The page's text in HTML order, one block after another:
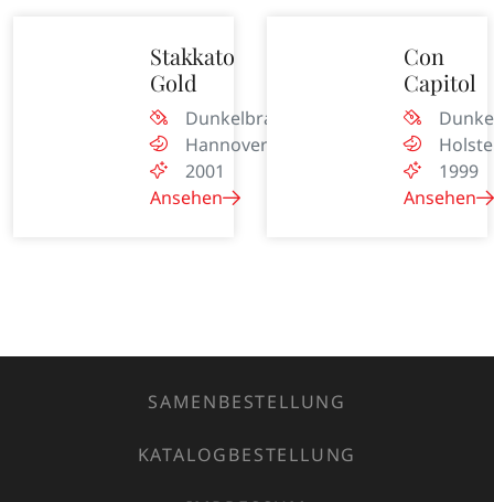
Stakkato
Gold
Dunkelbraun
Hannover
2001
Ansehen
Con
Capitol
1999
Ansehen
SAMENBESTELLUNG
KATALOGBESTELLUNG